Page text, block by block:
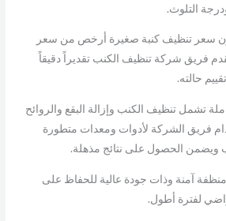
التلوث.
سعر تنظيف كنبة صغيرة أرخص من سعر
فريق شركة تنظيف الكنب تقديراً دقيقاً
حالته.
تشمل تنظيف الكنب وإزالة البقع والروائح
فريق الشركة لأدوات ومعدات متطورة
ويضمن الحصول على نتائج مذهلة.
آمنة وذات جودة عالية للحفاظ على
لفترة أطول.